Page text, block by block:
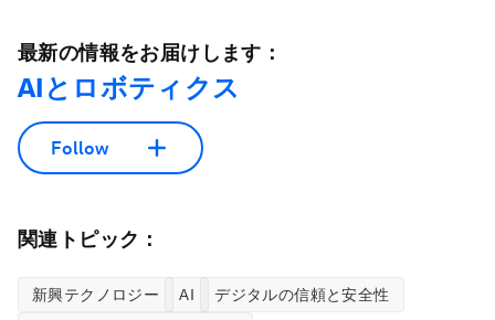
最新の情報をお届けします：
AIとロボティクス
Follow
関連トピック：
新興テクノロジー AI
デジタルの信頼と安全性